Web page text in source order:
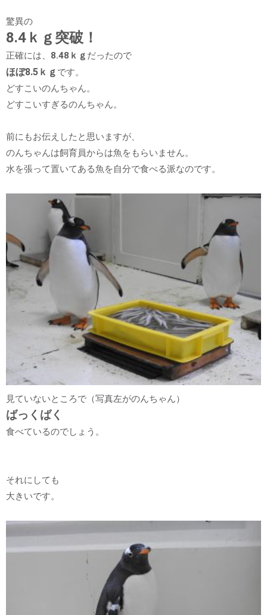
驚異の
8.4ｋｇ突破！
正確には、 8.48ｋｇ だったので
ほぼ8.5ｋｇ です。
どすこいのんちゃん。
どすこいすぎるのんちゃん。
前にもお伝えしたと思いますが、
のんちゃんは飼育員からは魚をもらいません。
水を張って置いてある魚を自分で食べる派なのです。
見ていないところで（写真左がのんちゃん）
ばっくばく
食べているのでしょう。
それにしても
大きいです。